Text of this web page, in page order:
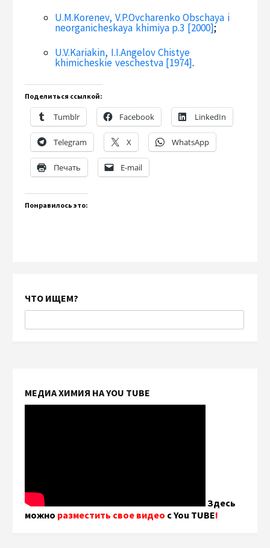
U.M.Korenev, V.P.Ovcharenko Obschaya i
neorganicheskaya khimiya p.3 [2000];
U.V.Kariakin, I.I.Angelov Chistye
khimicheskie veschestva [1974].
Поделиться ссылкой:
Tumblr Facebook LinkedIn
Telegram X WhatsApp
Печать E-mail
Понравилось это:
ЧТО ИЩЕМ?
МЕДИА ХИМИЯ НА YOU TUBE
Здесь
можно разместить свое видео с You TUBE!